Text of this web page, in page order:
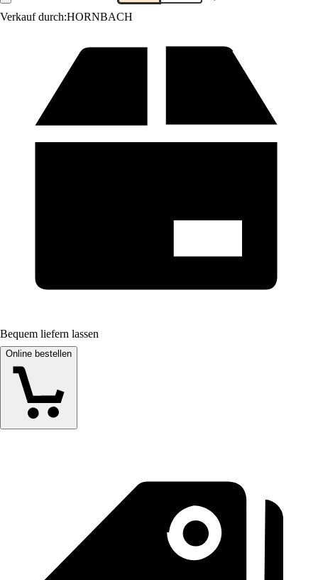
Verkauf durch:HORNBACH
Bequem liefern lassen
Online bestellen